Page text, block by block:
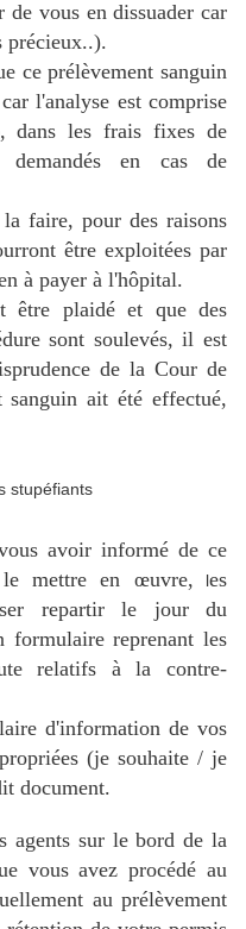
de vous en dissuader car
précieux..).
ce prélèvement sanguin
l'analyse est comprise
dans les frais fixes de
demandés en cas de
faire, pour des raisons
être exploitées par
à payer à l'hôpital.
être plaidé et que des
sont soulevés, il est
de la Cour de
sanguin ait été effectué,
avoir informé de ce
mettre en œuvre,
les
repartir le jour du
formulaire reprenant les
relatifs à la contre-
d'information de vos
(je souhaite / je
document.
agents sur le bord de la
vous avez procédé au
au prélèvement